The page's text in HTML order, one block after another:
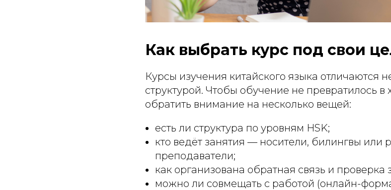
Как выбрать курс под свои
Курсы изучения китайского языка отличаются
структурой. Чтобы обучение не превратилось в
обратить внимание на несколько вещей:
есть ли структура по уровням HSK;
кто ведёт занятия — носители, билингвы или
преподаватели;
как организована обратная связь и проверка
можно ли совмещать с работой (онлайн-